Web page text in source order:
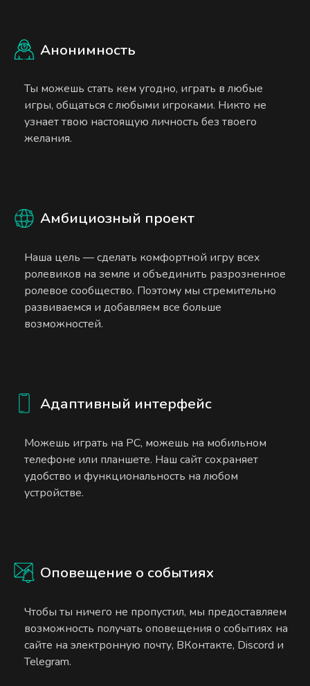
Анонимность
Ты можешь стать кем угодно, играть в любые
игры, общаться с любыми игроками. Никто не
узнает твою настоящую личность без твоего
желания.
Амбициозный проект
Наша цель — сделать комфортной игру всех
ролевиков на земле и объединить разрозненное
ролевое сообщество. Поэтому мы стремительно
развиваемся и добавляем все больше
возможностей.
Адаптивный интерфейс
Можешь играть на PC, можешь на мобильном
телефоне или планшете. Наш сайт сохраняет
удобство и функциональность на любом
устройстве.
Оповещение о событиях
Чтобы ты ничего не пропустил, мы предоставляем
возможность получать оповещения о событиях на
сайте на электронную почту, ВКонтакте, Discord и
Telegram.